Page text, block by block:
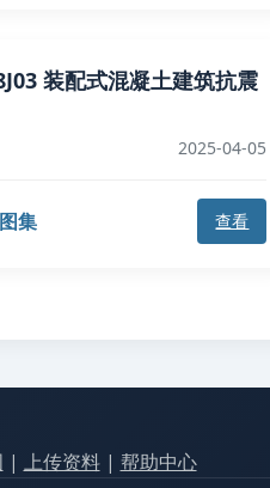
装配式混凝土建筑抗震
2025-04-05
集 查看
| 上传资料| 帮助中心